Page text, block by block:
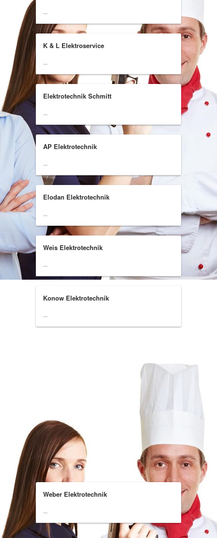
...
K & L Elektroservice
...
Elektrotechnik Schmitt
...
AP Elektrotechnik
...
Elodan Elektrotechnik
...
Weis Elektrotechnik
...
Konow Elektrotechnik
...
Weber Elektrotechnik
...